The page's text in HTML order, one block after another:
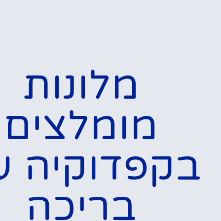
מלונות
מומלצים
בקפדוקיה
בריכה